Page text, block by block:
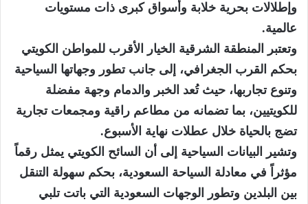
وإطلالات بحرية خلابة وأسواق كبرى ذات مستويات
عالمية.
وتعتبر المنطقة الشرقية الخيار الأقرب للمواطن الكويتي
بحكم القرب الجغرافي، إلى جانب تطور وجهاتها السياحية
وتنوع تجاربها، حيث تُعد الخبر والدمام وجهة مفضلة
للكويتيين، بما تضمانه من مطاعم راقية ومجمعات تجارية
تضج بالحياة خلال عطلات نهاية الأسبوع.
وتشير البيانات السياحية إلى أن السائح الكويتي يمثل رقماً
مؤثراً في معادلة السياحة السعودية، بحكم سهولة التنقل
بين البلدين وتطور الوجهات السعودية التي باتت تلبي